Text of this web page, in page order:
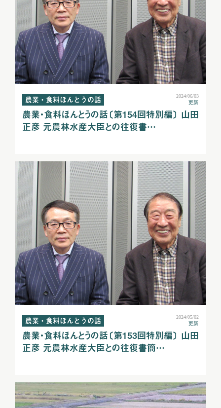
農業・食料ほんとうの話
2024/06/03
更新
農業・食料ほんとうの話〔第154回特別編〕 山田
正彦 元農林水産大臣との往復書…
農業・食料ほんとうの話
2024/05/02
更新
農業・食料ほんとうの話〔第153回特別編〕 山田
正彦 元農林水産大臣との往復書簡…